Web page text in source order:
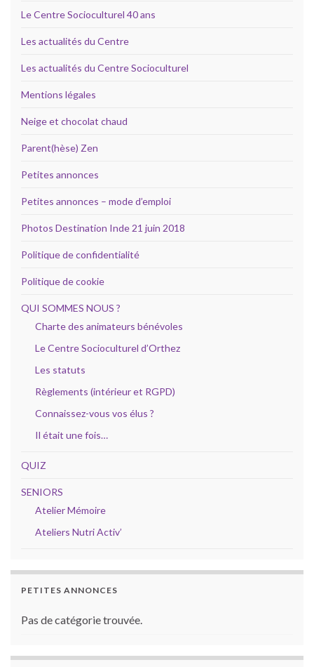
Le Centre Socioculturel 40 ans
Les actualités du Centre
Les actualités du Centre Socioculturel
Mentions légales
Neige et chocolat chaud
Parent(hèse) Zen
Petites annonces
Petites annonces – mode d’emploi
Photos Destination Inde 21 juin 2018
Politique de confidentialité
Politique de cookie
QUI SOMMES NOUS ?
Charte des animateurs bénévoles
Le Centre Socioculturel d’Orthez
Les statuts
Règlements (intérieur et RGPD)
Connaissez-vous vos élus ?
Il était une fois…
QUIZ
SENIORS
Atelier Mémoire
Ateliers Nutri Activ’
PETITES ANNONCES
Pas de catégorie trouvée.